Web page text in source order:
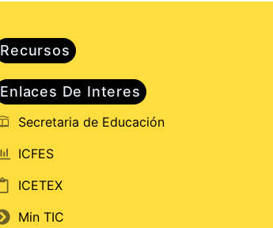
Recursos
Enlaces De Interes
Secretaria de Educación
ICFES
ICETEX
Min TIC